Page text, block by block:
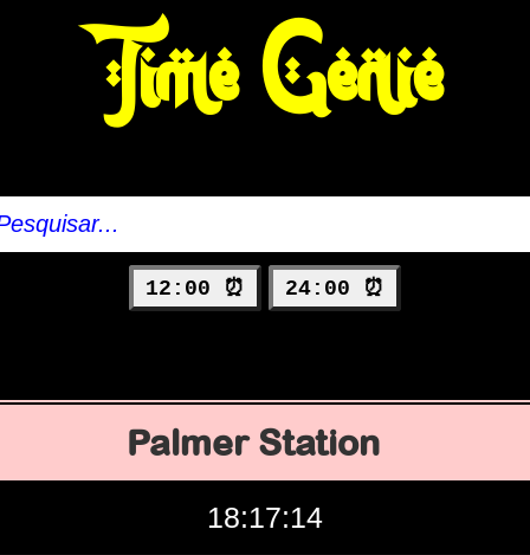
Time Genie
12:00 ⏰ 24:00 ⏰
Palmer Station
18:17:15